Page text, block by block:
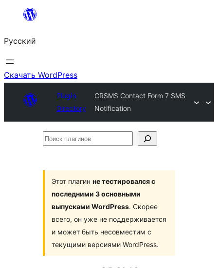
Перейти
содержимому
Русский
Скачать WordPress
Plugin
Directory
CRSMS Contact Form 7 SMS
Notification
Поиск
Этот плагин не тестировался с
последними 3 основными
выпусками WordPress. Скорее
всего, он уже не поддерживается
и может быть несовместим с
текущими версиями WordPress.